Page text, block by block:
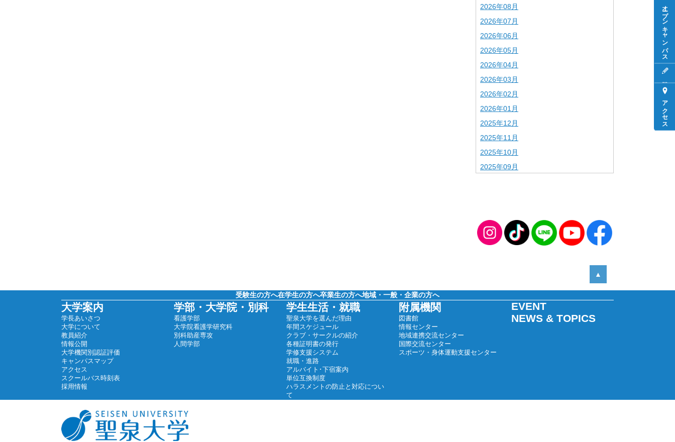
2026年08月
2026年07月
2026年06月
2026年05月
2026年04月
2026年03月
2026年02月
2026年01月
2025年12月
2025年11月
2025年10月
2025年09月
2025年05月
2025年04月
2024年11月
2024年08月
2024年05月
▲
受験生の方へ在学生の方へ卒業生の方へ地域・一般・企業の方へ
大学案内
学長あいさつ
大学について
教員紹介
情報公開
大学機関別認証評価
キャンパスマップ
アクセス
スクールバス時刻表
採用情報
学部・大学院・別科
看護学部
大学院看護学研究科
別科助産専攻
人間学部
学生生活・就職
聖泉大学を選んだ理由
年間スケジュール
クラブ・サークルの紹介
各種証明書の発行
学修支援システム
就職・進路
アルバイト･下宿案内
単位互換制度
ハラスメントの防止と対応につい
て
附属機関
図書館
情報センター
地域連携交流センター
国際交流センター
スポーツ・身体運動支援センター
EVENT
NEWS & TOPICS
オープンキャンパス
アクセス